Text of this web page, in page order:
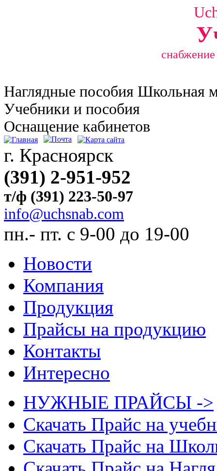
Наглядные пособия Школьная
Учебники и пособия
Оснащение кабинетов
г. Красноярск
(391) 2-951-952
т/ф (391) 223-50-97
info@uchsnab.com
пн.- пт. с 9-00 до 19-00
Новости
Компания
Продукция
Прайсы на продукцию
Контакты
Интересно
НУЖНЫЕ ПРАЙСЫ ->
Скачать Прайс на
Скачать Прайс на